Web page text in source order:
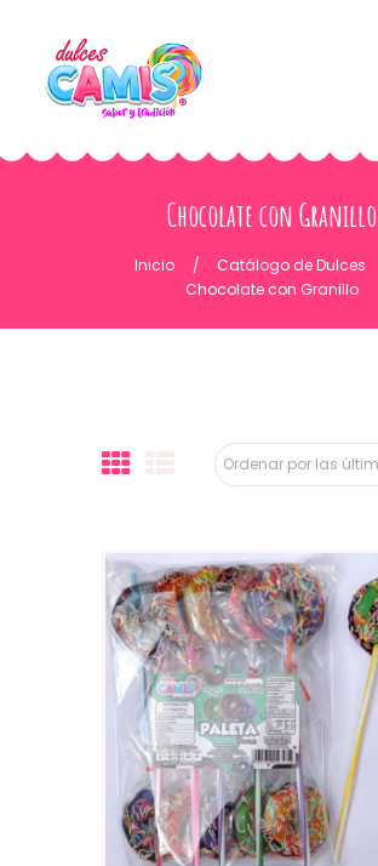
Chocolate con Granillo
Inicio
Catálogo de Dulces
Chocolate con Granillo